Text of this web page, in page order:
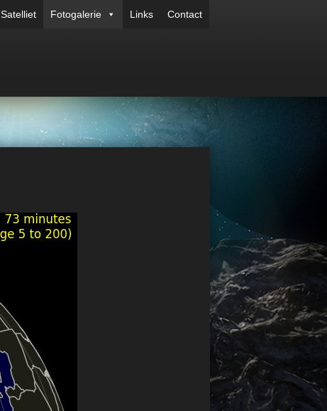
Satelliet Fotogalerie Links Contact